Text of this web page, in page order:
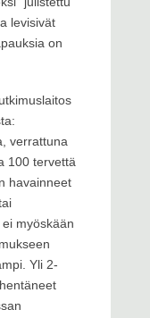
levisivät
on
verrattuna
100 tervettä
havainneet
myöskään
Yli 2-